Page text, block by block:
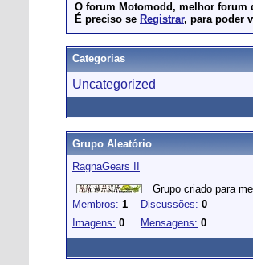
O forum Motomodd, melhor forum
É preciso se Registrar, para poder
Categorias
Uncategorized
Grupo Aleatório
RagnaGears II
Grupo criado para
Membros: 1
Imagens: 0
Discussões: 0
Mensagens: 0